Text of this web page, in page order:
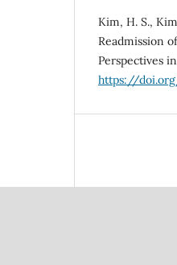
Kim, H. S.,
Readmission
Perspectives
https://doi.org/